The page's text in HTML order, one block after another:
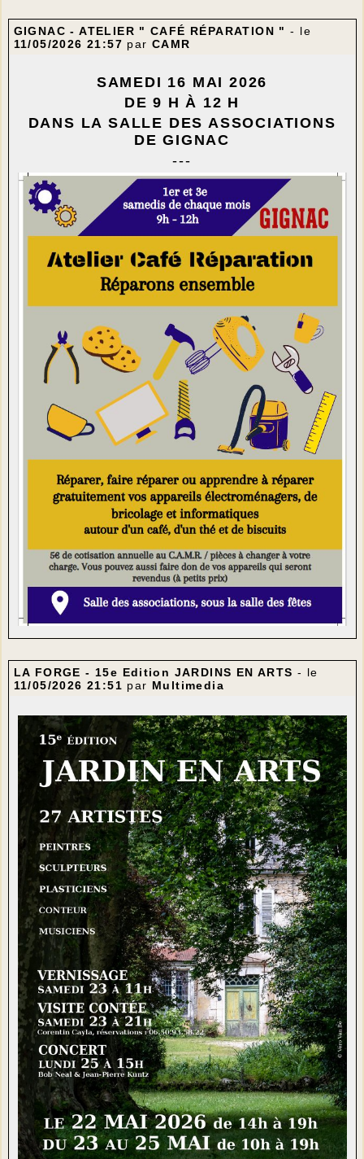
GIGNAC - ATELIER " CAFÉ RÉPARATION " - le
11/05/2026 21:57 par CAMR
SAMEDI 16 MAI 2026
DE 9 H À 12 H
DANS LA SALLE DES ASSOCIATIONS
DE GIGNAC
---
LA FORGE - 15e Edition JARDINS EN ARTS - le
11/05/2026 21:51 par Multimedia